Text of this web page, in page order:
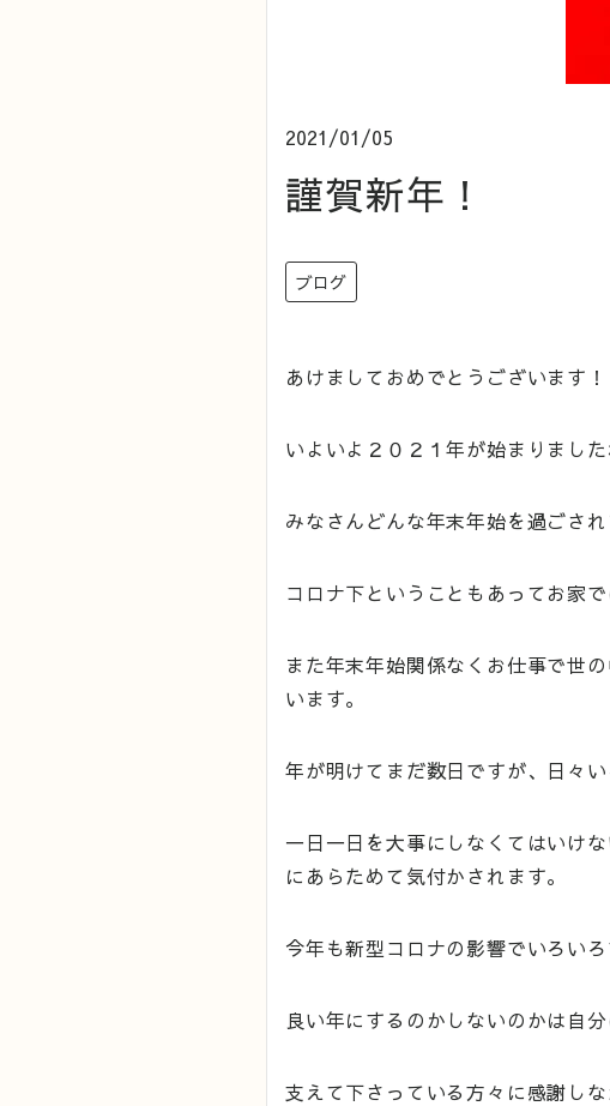
2021/01/05
謹賀新年！
ブログ
あけましておめでとうございます！
いよいよ２０２１年が始まりました
みなさんどんな年末年始を過ごさ
コロナ下ということもあってお家
また年末年始関係なくお仕事で世
います。
年が明けてまだ数日ですが、日々
一日一日を大事にしなくてはいけ
にあらためて気付かされます。
今年も新型コロナの影響でいろい
良い年にするのかしないのかは自
支えて下さっている方々に感謝し